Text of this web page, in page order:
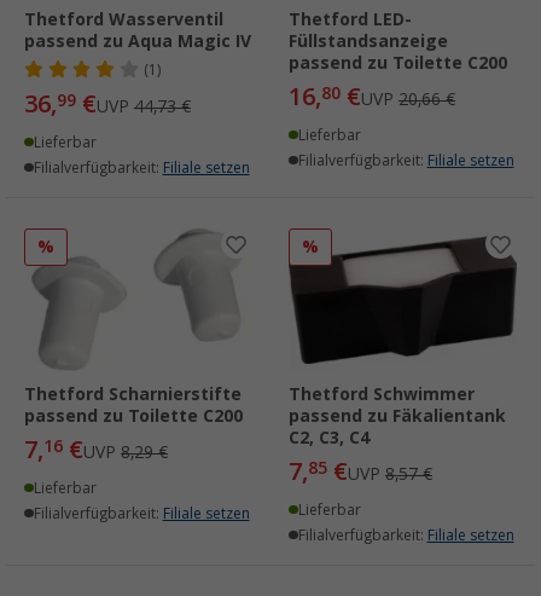
Thetford Wasserventil
passend zu Aqua Magic IV
(1)
36,99 €UVP 44,73 €
Lieferbar
Filialverfügbarkeit: Filiale setzen
Thetford LED-
Füllstandsanzeige
passend zu Toilette C200
16,80 €UVP 20,66 €
Lieferbar
Filialverfügbarkeit: Filiale setzen
%
Thetford Scharnierstifte
passend zu Toilette C200
7,16 €UVP 8,29 €
Lieferbar
Filialverfügbarkeit: Filiale setzen
%
Thetford Schwimmer
passend zu Fäkalientank
C2, C3, C4
7,85 €UVP 8,57 €
Lieferbar
Filialverfügbarkeit: Filiale setzen